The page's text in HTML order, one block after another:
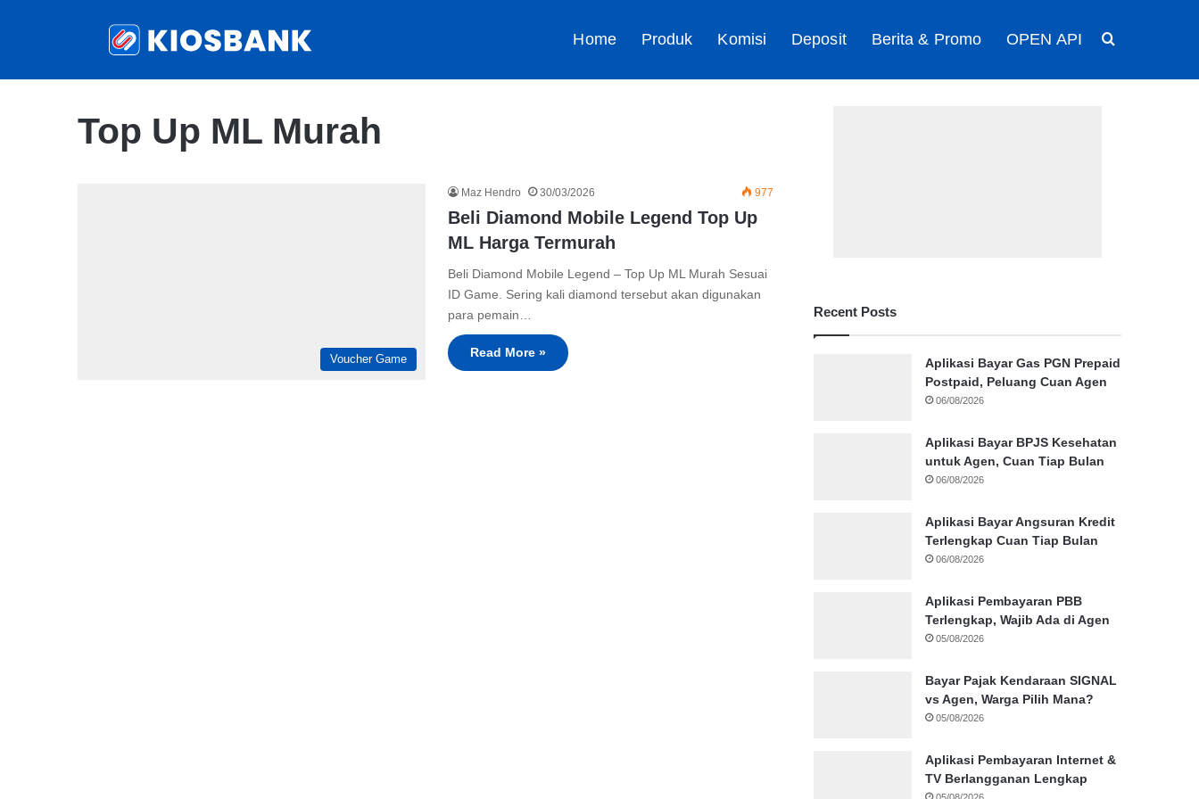
Home Produk Komisi Deposit Berita & Promo OPEN API
Top Up ML Murah
Voucher Game
Maz Hendro 30/03/2026 977
Beli Diamond Mobile Legend Top Up
ML Harga Termurah
Beli Diamond Mobile Legend – Top Up ML Murah Sesuai
ID Game. Sering kali diamond tersebut akan digunakan
para pemain…
Read More »
Recent Posts
Aplikasi Bayar Gas PGN Prepaid
Postpaid, Peluang Cuan Agen
06/08/2026
Aplikasi Bayar BPJS Kesehatan
untuk Agen, Cuan Tiap Bulan
06/08/2026
Aplikasi Bayar Angsuran Kredit
Terlengkap Cuan Tiap Bulan
06/08/2026
Aplikasi Pembayaran PBB
Terlengkap, Wajib Ada di Agen
05/08/2026
Bayar Pajak Kendaraan SIGNAL
vs Agen, Warga Pilih Mana?
05/08/2026
Aplikasi Pembayaran Internet &
TV Berlangganan Lengkap